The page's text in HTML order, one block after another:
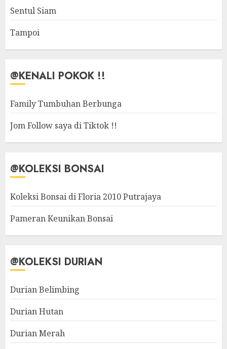
Sentul Siam
Tampoi
@KENALI POKOK !!
Family Tumbuhan Berbunga
Jom Follow saya di Tiktok !!
@KOLEKSI BONSAI
Koleksi Bonsai di Floria 2010 Putrajaya
Pameran Keunikan Bonsai
@KOLEKSI DURIAN
Durian Belimbing
Durian Hutan
Durian Merah